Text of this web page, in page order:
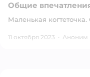
Общие
Маленькая когтеточка.
11 октября 2023 · Аноним